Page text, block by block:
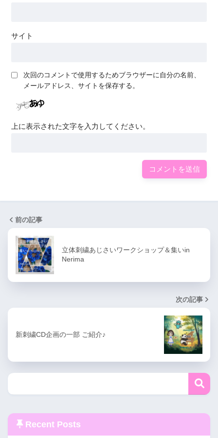
サイト
次回のコメントで使用するためブラウザーに自分の名前、
メールアドレス、サイトを保存する。
上に表示された文字を入力してください。
前の記事
立体刺繍あじさいワークショップ＆集いin
Nerima
次の記事
新刺繍CD企画の一部 ご紹介♪
Recent Posts